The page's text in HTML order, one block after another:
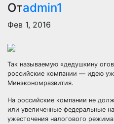
Отadmin1
Фев 1, 2016
Так называемую «дедушкину
российские компании — идею
Минэкономразвития.
На российские компании не
или увеличенные федеральные
ужесточения налогового